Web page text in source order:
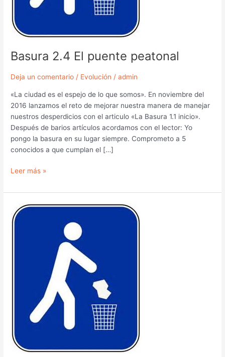
Basura 2.4 El puente peatonal
Deja un comentario / Evolución /admin
«La ciudad es el espejo de lo que somos». En noviembre del
2016 lanzamos el reto de mejorar nuestra manera de manejar
nuestros desperdicios con el articulo «La Basura 1.1 inicio».
Después de barios artículos acordamos con el lector: Yo
pongo la basura en su lugar siempre. Comprometo a 5
conocidos a que cumplan el […]
Leer más »
Basura
2.3
lugar?